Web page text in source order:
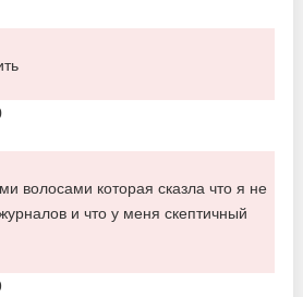
волосами которая сказла что я не
и что у меня скептичный